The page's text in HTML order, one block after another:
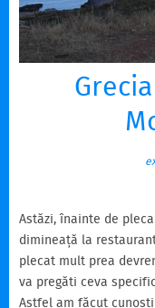
Astăzi, înainte de
dimineață la
plecat mult prea
va pregăti ceva
Astfel am făcut